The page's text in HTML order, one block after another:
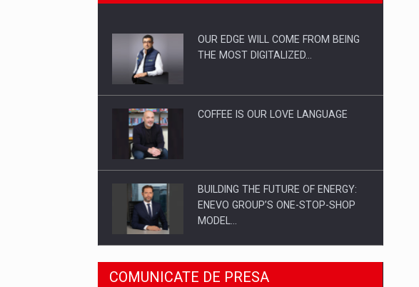
Proteinmaxxing and the Future of
OUR EDGE WILL COME FROM BEING
THE MOST DIGITALIZED…
COFFEE IS OUR LOVE LANGUAGE
BUILDING THE FUTURE OF ENERGY:
ENEVO GROUP’S ONE-STOP-SHOP
MODEL…
ROOTED IN ROMANIA, BUILT TO
DELIVER TECHNOLOGY FOR THE…
COMUNICATE DE PRESA